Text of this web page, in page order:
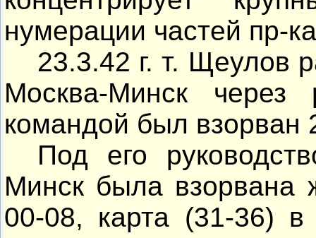
нумерации частей пр-
23.3.42 г. т. Щеулов
Москва-Минск
командой был взорван
Под его
Минск была взорвана
00-08, карта (31-36)